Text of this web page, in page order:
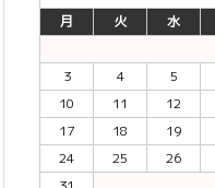
月
火 水
3
4 5
10
11 12
17
18 19
24
25 26